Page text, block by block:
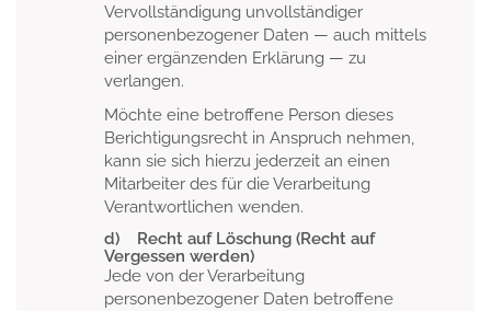
Vervollständigung unvollständiger
personenbezogener Daten — auch mittels
einer ergänzenden Erklärung — zu
verlangen.
Möchte eine betroffene Person dieses
Berichtigungsrecht in Anspruch nehmen,
kann sie sich hierzu jederzeit an einen
Mitarbeiter des für die Verarbeitung
Verantwortlichen wenden.
d) Recht auf Löschung (Recht auf
Vergessen werden)
Jede von der Verarbeitung
personenbezogener Daten betroffene